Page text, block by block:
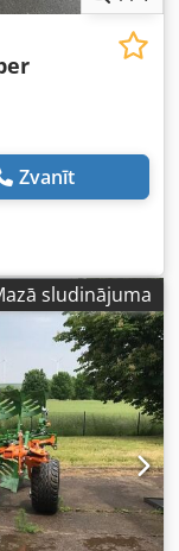
Zvanīt
sludinājuma